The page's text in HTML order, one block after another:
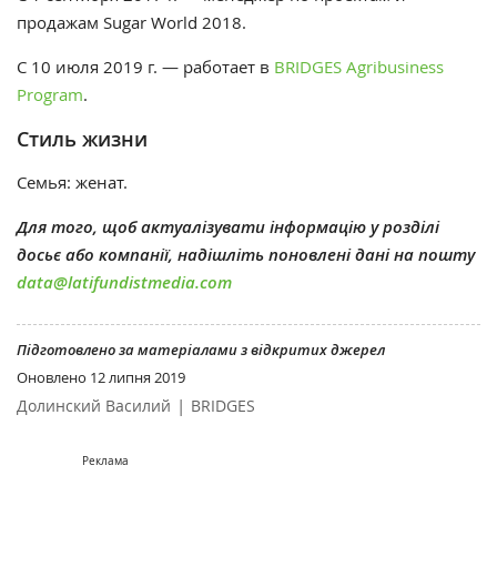
продажам Sugar World 2018.
С 10 июля 2019 г. — работает в BRIDGES Agribusiness
Program.
Стиль жизни
Семья: женат.
Для того, щоб актуалізувати інформацію у розділі
досьє або компанії, надішліть поновлені дані на пошту
data@latifundistmedia.com
Підготовлено за матеріалами з відкритих джерел
Оновлено 12 липня 2019
Долинский Василий | BRIDGES
Реклама